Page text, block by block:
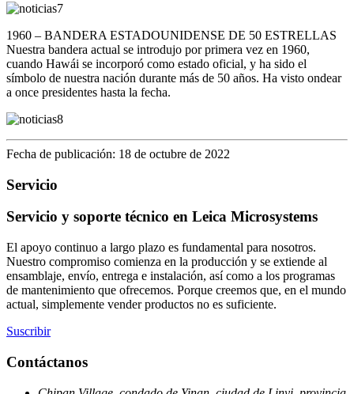
1960 – BANDERA ESTADOUNIDENSE DE 50 ESTRELLAS
Nuestra bandera actual se introdujo por primera vez en 1960,
cuando Hawái se incorporó como estado oficial, y ha sido el
símbolo de nuestra nación durante más de 50 años. Ha visto ondear
a once presidentes hasta la fecha.
Fecha de publicación: 18 de octubre de 2022
Servicio
Servicio y soporte técnico en Leica Microsystems
El apoyo continuo a largo plazo es fundamental para nosotros.
Nuestro compromiso comienza en la producción y se extiende al
ensamblaje, envío, entrega e instalación, así como a los programas
de mantenimiento que ofrecemos. Porque creemos que, en el mundo
actual, simplemente vender productos no es suficiente.
Suscribir
Contáctanos